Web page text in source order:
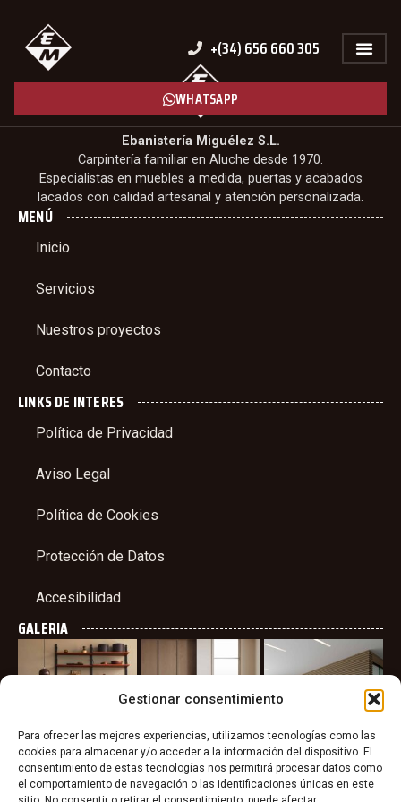
Gestionar consentimiento
Para ofrecer las mejores experiencias, utilizamos tecnologías como las
cookies para almacenar y/o acceder a la información del dispositivo. El
consentimiento de estas tecnologías nos permitirá procesar datos como
el comportamiento de navegación o las identificaciones únicas en este
+(34) 656 660 305
WHATSAPP
Ebanistería Miguélez S.L.
Carpintería familiar en Aluche desde 1970.
Especialistas en muebles a medida, puertas y acabados
lacados con calidad artesanal y atención personalizada.
MENÚ
Inicio
Servicios
Nuestros proyectos
Contacto
LINKS DE INTERES
Política de Privacidad
Aviso Legal
Política de Cookies
Protección de Datos
Accesibilidad
GALERIA